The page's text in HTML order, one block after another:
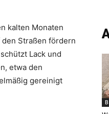
kalten Monaten
Straßen fördern
Lack und
etwa den
gereinigt